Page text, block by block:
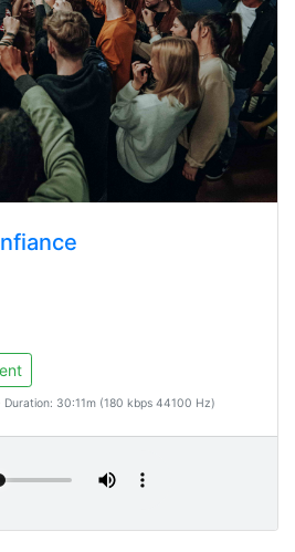
30:11m (180 kbps 44100 Hz)